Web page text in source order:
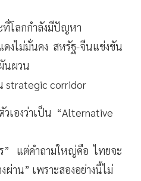
ที่โลกกำลังมีปัญหา
ดงไม่มั่นคง สหรัฐ-จีนแข่งขัน
นผวน
strategic corridor
วเองว่าเป็น “Alternative
” แต่คำถามใหญ่คือ ไทยจะ
าน” เพราะสองอย่างนี้ไม่